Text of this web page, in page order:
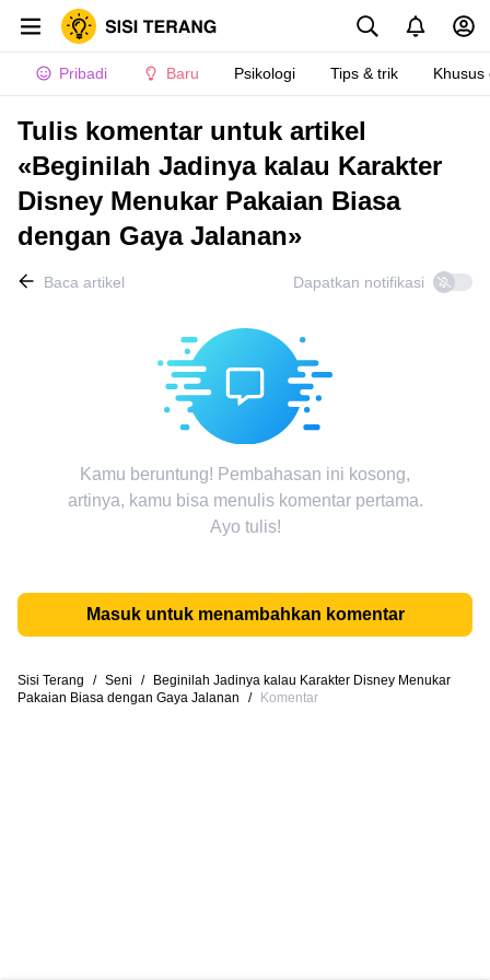
Pribadi Baru Psikologi Tips & trik Khusus
Tulis komentar untuk artikel
«Beginilah Jadinya kalau Karakter
Disney Menukar Pakaian Biasa
dengan Gaya Jalanan»
Baca artikel Dapatkan notifikasi
Kamu beruntung! Pembahasan ini kosong,
artinya, kamu bisa menulis komentar pertama.
Ayo tulis!
Masuk untuk menambahkan komentar
Sisi Terang / Seni /
Beginilah Jadinya kalau Karakter Disney Menukar
Pakaian Biasa dengan Gaya Jalanan
/ Komentar